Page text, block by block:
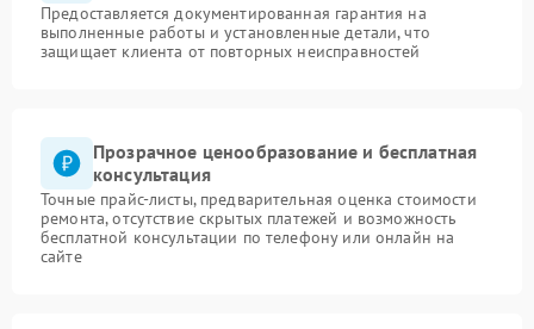
Предоставляется документированная гарантия на
выполненные работы и установленные детали, что
защищает клиента от повторных неисправностей
Прозрачное ценообразование и бесплатная
консультация
Точные прайс-листы, предварительная оценка стоимости
ремонта, отсутствие скрытых платежей и возможность
бесплатной консультации по телефону или онлайн на
сайте